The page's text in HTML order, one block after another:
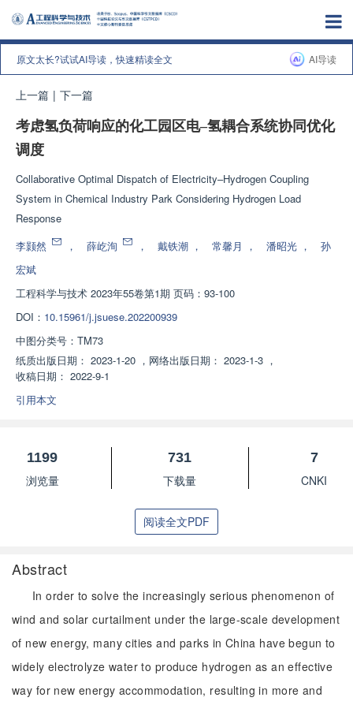
原文太长?试试AI导读，快速精读全文 AI导读
上一篇 | 下一篇
考虑氢负荷响应的化工园区电–氢耦合系统协同优化
调度
Collaborative Optimal Dispatch of Electricity–Hydrogen Coupling
System in Chemical Industry Park Considering Hydrogen Load
Response
李颢然
， 薛屹洵 ， 戴铁潮 ， 常馨月 ， 潘昭光 ，
孙
宏斌
工程科学与技术 2023年55卷第1期 页码：93-100
DOI： 10.15961/j.jsuese.202200939
中图分类号： TM73
纸质出版日期： 2023-1-20 ， 网络出版日期： 2023-1-3 ，
收稿日期： 2022-9-1
引用本文
1199
浏览量
731
下载量
7
CNKI
阅读全文PDF
Abstract
In order to solve the increasingly serious phenomenon of
wind and solar curtailment under the large-scale development
of new energy, many cities and parks in China have begun to
widely electrolyze water to produce hydrogen as an effective
way for new energy accommodation, resulting in more and